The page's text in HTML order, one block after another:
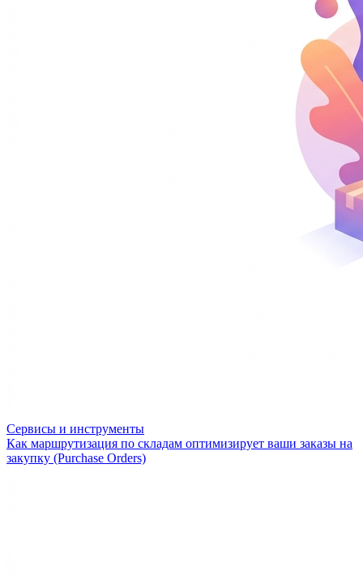
Сервисы и инструменты
Как маршрутизация по складам оптимизирует ваши заказы на
закупку (Purchase Orders)